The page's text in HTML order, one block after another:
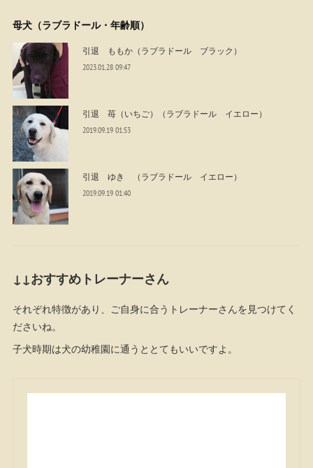
母犬（ラブラドール・年齢順）
引退 ももか（ラブラドール ブラック）
2023.01.28 09:47
引退 苺（いちご）（ラブラドール イエロー）
2019.09.19 01:53
引退 ゆき （ラブラドール イエロー）
2019.09.19 01:40
↓↓おすすめトレーナーさん
それぞれ特徴があり、ご自身に合うトレーナーさんを見つけてく
ださいね。
子犬時期は犬の幼稚園に通うととてもいいですよ。